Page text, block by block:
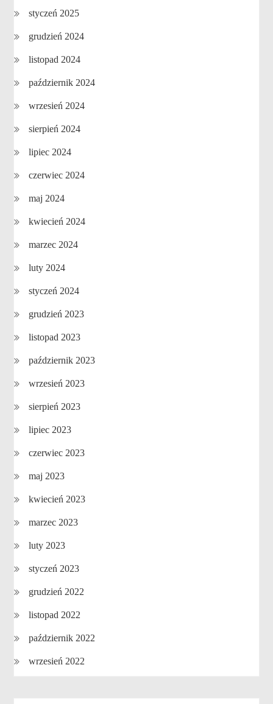
styczeń 2025
grudzień 2024
listopad 2024
październik 2024
wrzesień 2024
sierpień 2024
lipiec 2024
czerwiec 2024
maj 2024
kwiecień 2024
marzec 2024
luty 2024
styczeń 2024
grudzień 2023
listopad 2023
październik 2023
wrzesień 2023
sierpień 2023
lipiec 2023
czerwiec 2023
maj 2023
kwiecień 2023
marzec 2023
luty 2023
styczeń 2023
grudzień 2022
listopad 2022
październik 2022
wrzesień 2022